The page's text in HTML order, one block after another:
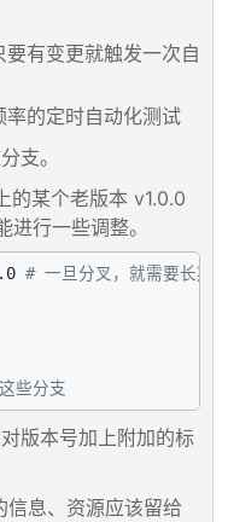
有变更就触发一次自
的定时自动化测试
支。
的某个老版本 v1.0.0
行一些调整。
# 一旦分叉，就需要长期
些分支
版本号加上附加的标
息、资源应该留给